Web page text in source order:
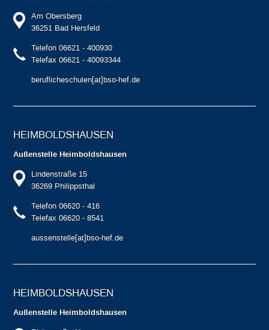
Am Obersberg
36251 Bad Hersfeld
Telefon 06621 - 400930
Telefax 06621 - 40093344
beruflicheschulen[at]bso-hef.de
HEIMBOLDS­HAUSEN
Außenstelle Heimboldshausen
Lindenstraße 15
36269 Philippsthal
Telefon 06620 - 416
Telefax 06620 - 8541
aussenstelle[at]bso-hef.de
HEIMBOLDS­HAUSEN
Außenstelle Heimboldshausen